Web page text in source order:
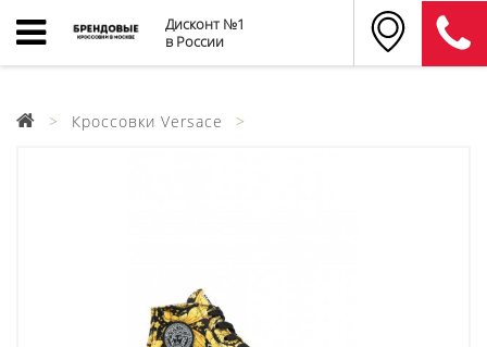
Дисконт №1
в России
Кроссовки Versace